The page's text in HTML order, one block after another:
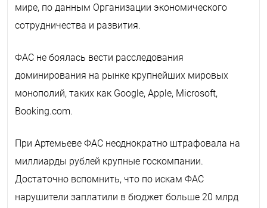
мире, по данным Организации экономического
сотрудничества и развития.
ФАС не боялась вести расследования
доминирования на рынке крупнейших мировых
монополий, таких как Google, Apple, Microsoft,
Booking.сom.
При Артемьеве ФАС неоднократно штрафовала на
миллиарды рублей крупные госкомпании.
Достаточно вспомнить, что по искам ФАС
нарушители заплатили в бюджет больше 20 млрд